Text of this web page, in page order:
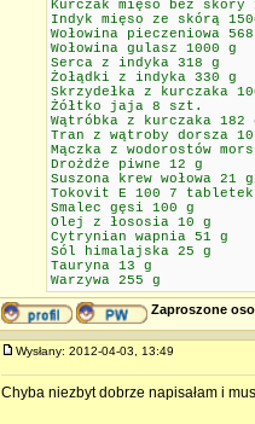
Kurczak mięso bez skóry
Indyk mięso ze skórą
Wołowina pieczeniowa
Wołowina gulasz 1000 g
Serca z indyka 318 g
Żołądki z indyka 330 g
Skrzydełka z kurczaka
Żółtko jaja 8 szt.
Wątróbka z kurczaka 182
Tran z wątroby dorsza
Mączka z wodorostów
Drożdże piwne 12 g
Suszona krew wołowa 21
Tokovit E 100 7 tabletek
Smalec gęsi 100 g
Olej z łososia 10 g
Cytrynian wapnia 51 g
Sól himalajska 25 g
Tauryna 13 g
Warzywa 255 g
Zaproszone
Wysłany: 2012-04-03, 13:49
Chyba niezbyt dobrze napisałam i